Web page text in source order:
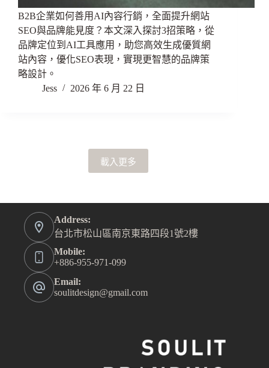
B2B企業如何善用AI內容行銷，全面提升網站
SEO與品牌能見度？本文深入探討3招策略，從
品牌定位到AI工具應用，助您高效生成優質網
站內容，優化SEO表現，實現更智慧的品牌策
略設計。
Jess
2026 年 6 月 22 日
載入更多
Address:
台北市松山區南京東路四段1號2樓
Mobile:
+886-955-971-099
Email:
soulitdesign@gmail.com